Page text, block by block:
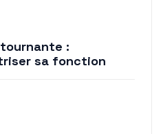
:
sa fonction